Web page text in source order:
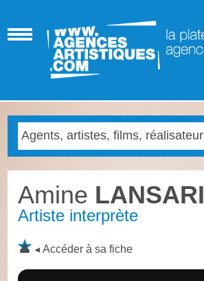
Amine LANSARI
Artiste interprète
Accéder à sa fiche